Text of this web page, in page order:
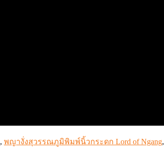
, พญางั่งสุวรรณภูมิพิมพ์นิ้วกระดก Lord of Ngang,